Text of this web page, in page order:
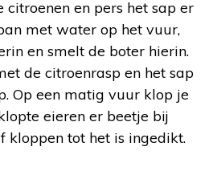
citroenen en pers het sap er
met water op het vuur,
en smelt de boter hierin.
de citroenrasp en het sap
Op een matig vuur klop je
eieren er beetje bij
kloppen tot het is ingedikt.